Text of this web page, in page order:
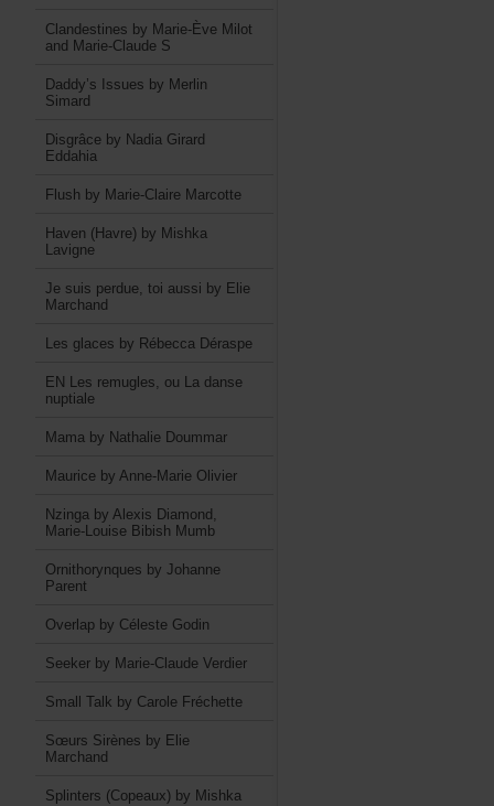
ClandestinesbyMarie-ÈveMilot
andMarie-ClaudeS
Daddy’sIssuesbyMerlin
Simard
DisgrâcebyNadiaGirard
Eddahia
FlushbyMarie-ClaireMarcotte
Haven(Havre)byMishka
Lavigne
Jesuisperdue,toiaussibyElie
Marchand
LesglacesbyRébeccaDéraspe
ENLesremugles,ouLadanse
nuptiale
MamabyNathalieDoummar
MauricebyAnne-MarieOlivier
NzingabyAlexisDiamond,
Marie-LouiseBibishMumb
OrnithorynquesbyJohanne
Parent
OverlapbyCélesteGodin
SeekerbyMarie-ClaudeVerdier
SmallTalkbyCaroleFréchette
SœursSirènesbyElie
Marchand
Splinters(Copeaux)byMishka